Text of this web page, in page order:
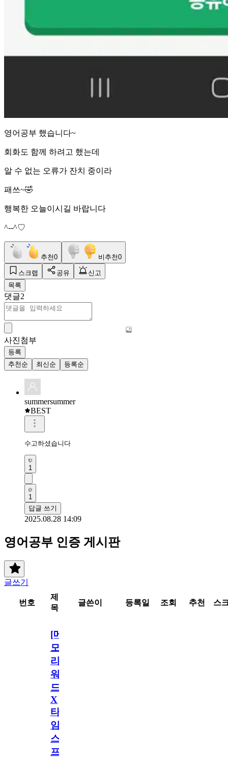
영어공부 했습니다~
회화도 함께 하려고 했는데
알 수 없는 오류가 잔치 중이라
패쓰~🤣
행복한 오늘이시길 바랍니다
^--^♡
추천0 비추천0
스크랩 공유
신고
목록
댓글2
사진첨부
등록
추천순
최신순 등록순
summersummer
BEST
수고하셨습니다
1
1
답글 쓰기
2025.08.28 14:09
영어공부 인증 게시판
글쓰기
번호
제
목
글쓴이 등록일 조회 추천 스
[메
모
리
워
드
X
타
임
스
프